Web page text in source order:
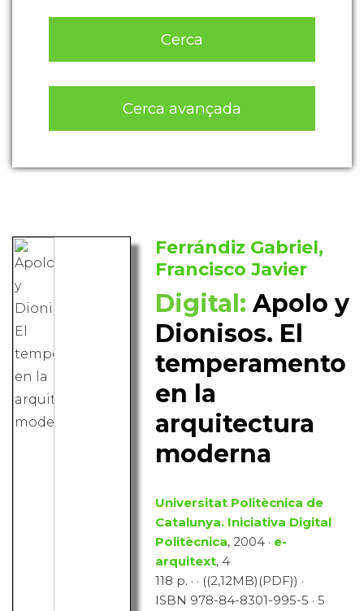
Cerca
Cerca avançada
Ferrándiz Gabriel,
Francisco Javier
Digital: Apolo y
Dionisos. El
temperamento
en la
arquitectura
moderna
Universitat Politècnica de
Catalunya. Iniciativa Digital
Politècnica, 2004 · e-
arquitext, 4
118 p. · · ((2,12MB)(PDF)) ·
ISBN 978-84-8301-995-5 · 5